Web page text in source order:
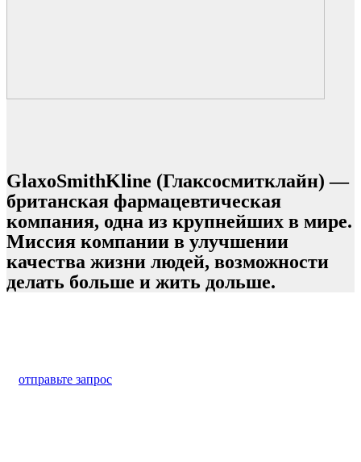
GlaxoSmithKline (Глаксосмитклайн) —
британская фармацевтическая
компания, одна из крупнейших в мире.
Миссия компании в улучшении
качества жизни людей, возможности
делать больше и жить дольше.
отправьте запрос